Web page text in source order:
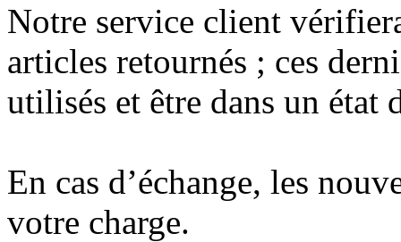
Notre service client
articles retournés ; ces
utilisés et être dans un état
En cas d’échange, les
votre charge.